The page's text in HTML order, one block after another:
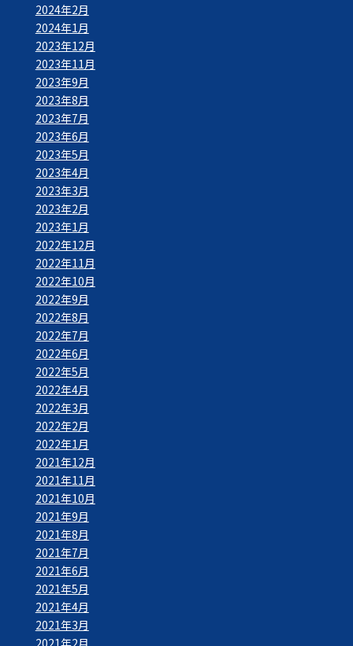
2024年2月
2024年1月
2023年12月
2023年11月
2023年9月
2023年8月
2023年7月
2023年6月
2023年5月
2023年4月
2023年3月
2023年2月
2023年1月
2022年12月
2022年11月
2022年10月
2022年9月
2022年8月
2022年7月
2022年6月
2022年5月
2022年4月
2022年3月
2022年2月
2022年1月
2021年12月
2021年11月
2021年10月
2021年9月
2021年8月
2021年7月
2021年6月
2021年5月
2021年4月
2021年3月
2021年2月